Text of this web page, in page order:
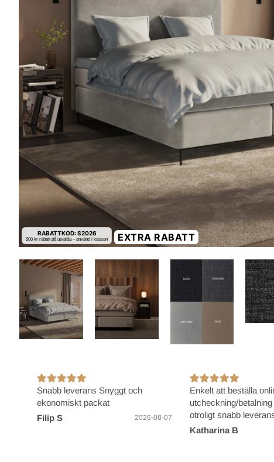
RABATTKOD: S2026
500 kr rabatt på utvalda – använd i kassan EXTRA RABATT
Snabb leverans Snyggt och
ekonomiskt packat
Filip S
2026-08-07
Enkelt att beställa
utcheckning/
otroligt snabb
Toppen!
Katharina B